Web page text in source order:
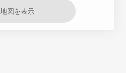
地図を表示